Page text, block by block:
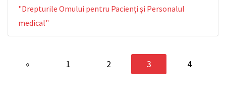
"Drepturile Omului pentru Pacienţi şi Personalul
medical"
« 1 2 3 4